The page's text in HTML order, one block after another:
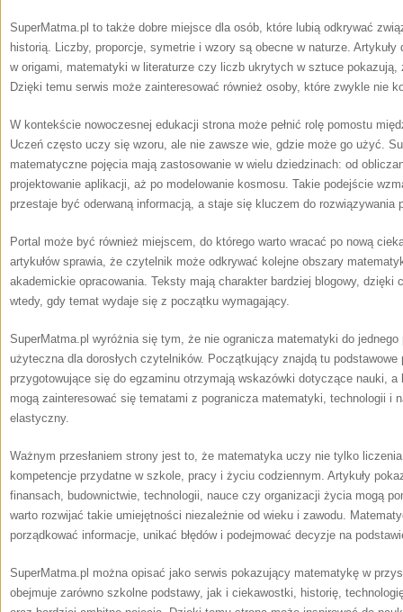
SuperMatma.pl to także dobre miejsce dla osób, które lubią odkrywać
historią. Liczby, proporcje, symetrie i wzory są obecne w naturze. Artykuły
w origami, matematyki w literaturze czy liczb ukrytych w sztuce
Dzięki temu serwis może zainteresować również osoby, które zwykle nie
W kontekście nowoczesnej edukacji strona może pełnić rolę pomostu
Uczeń często uczy się wzoru, ale nie zawsze wie, gdzie może go użyć.
matematyczne pojęcia mają zastosowanie w wielu dziedzinach: od
projektowanie aplikacji, aż po modelowanie kosmosu. Takie podejście
przestaje być oderwaną informacją, a staje się kluczem do rozwiązywania
Portal może być również miejscem, do którego warto wracać po nową
artykułów sprawia, że czytelnik może odkrywać kolejne obszary
akademickie opracowania. Teksty mają charakter bardziej blogowy, dzięki
wtedy, gdy temat wydaje się z początku wymagający.
SuperMatma.pl wyróżnia się tym, że nie ogranicza matematyki do
użyteczna dla dorosłych czytelników. Początkujący znajdą tu podstawowe
przygotowujące się do egzaminu otrzymają wskazówki dotyczące nauki,
mogą zainteresować się tematami z pogranicza matematyki, technologii i
elastyczny.
Ważnym przesłaniem strony jest to, że matematyka uczy nie tylko
kompetencje przydatne w szkole, pracy i życiu codziennym. Artykuły
finansach, budownictwie, technologii, nauce czy organizacji życia mogą
warto rozwijać takie umiejętności niezależnie od wieku i zawodu.
porządkować informacje, unikać błędów i podejmować decyzje na
SuperMatma.pl można opisać jako serwis pokazujący matematykę w
obejmuje zarówno szkolne podstawy, jak i ciekawostki, historię,